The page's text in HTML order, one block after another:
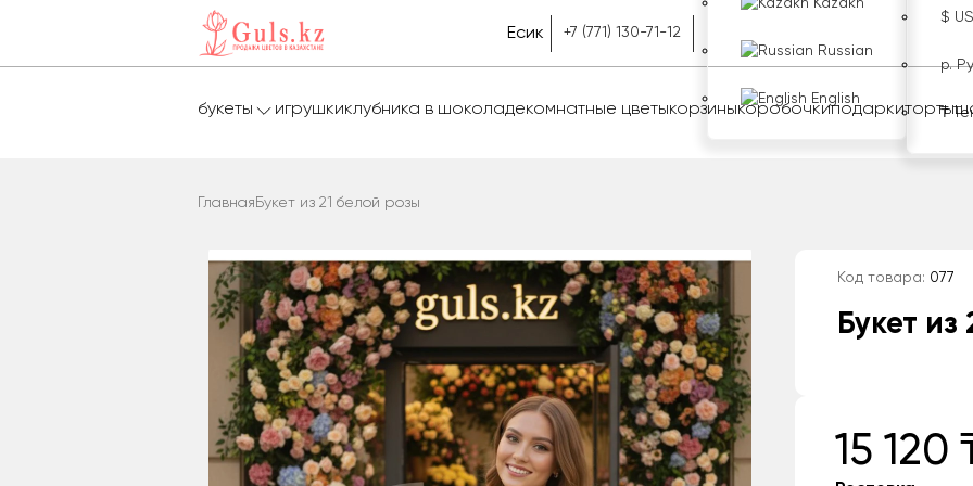
Есик +7 (771) 130-71-12
Kazakh
Russian
English
$
р.
₸
букеты игрушкиклубника в шоколадекомнатные цветыкорзиныкоробочкиподаркиторты
Главная Букет из 21 белой розы
Код товара: 077
Букет из
15 120